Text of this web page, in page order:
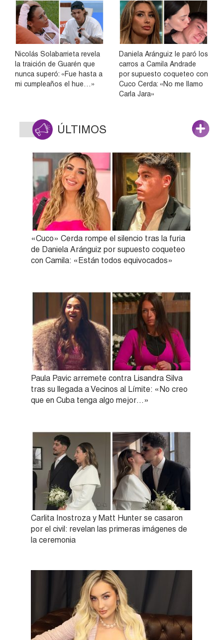
Nicolás Solabarrieta revela
la traición de Guarén que
nunca superó: «Fue hasta a
mi cumpleaños el hue…»
Daniela Aránguiz le paró los
carros a Camila Andrade
por supuesto coqueteo con
Cuco Cerda: «No me llamo
Carla Jara»
ÚLTIMOS
«Cuco» Cerda rompe el silencio tras la furia
de Daniela Aránguiz por supuesto coqueteo
con Camila: «Están todos equivocados»
Paula Pavic arremete contra Lisandra Silva
tras su llegada a Vecinos al Límite: «No creo
que en Cuba tenga algo mejor…»
Carlita Inostroza y Matt Hunter se casaron
por el civil: revelan las primeras imágenes de
la ceremonia